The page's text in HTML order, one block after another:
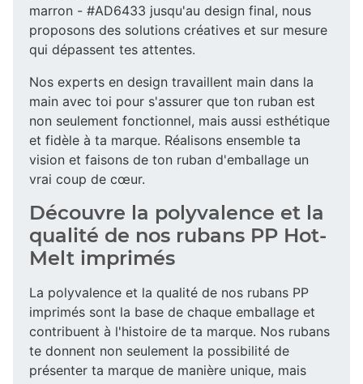
marron - #AD6433 jusqu'au design final, nous
proposons des solutions créatives et sur mesure
qui dépassent tes attentes.
Nos experts en design travaillent main dans la
main avec toi pour s'assurer que ton ruban est
non seulement fonctionnel, mais aussi esthétique
et fidèle à ta marque. Réalisons ensemble ta
vision et faisons de ton ruban d'emballage un
vrai coup de cœur.
Découvre la polyvalence et la
qualité de nos rubans PP Hot-
Melt imprimés
La polyvalence et la qualité de nos rubans PP
imprimés sont la base de chaque emballage et
contribuent à l'histoire de ta marque. Nos rubans
te donnent non seulement la possibilité de
présenter ta marque de manière unique, mais